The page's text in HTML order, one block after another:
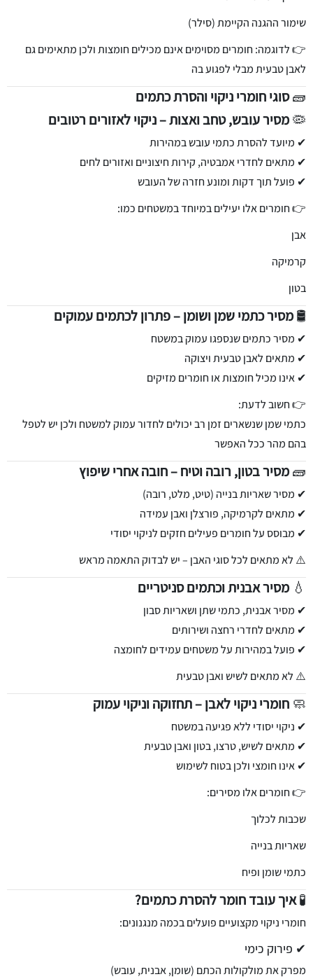
שימור ההגנה הקיימת (סילר)
👉 לדוגמה: חומרים מסוימים אינם מכילים חומצות ולכן מתאימים גם
לאבן טבעית מבלי לפגוע בה
🧱סוגי חומרי ניקוי והסרת כתמים
🦠מסיר עובש, טחב ואצות – ניקוי לאזורים רטובים
✔ מיועד להסרת כתמי עובש במהירות
✔ מתאים לחדרי אמבטיה, קירות חיצוניים ואזורים לחים
✔ פועל תוך דקות ומונע חזרה של העובש
👉 חומרים אלו יעילים במיוחד במשטחים כמו:
אבן
קרמיקה
בטון
🛢️מסיר כתמי שמן ושומן – פתרון לכתמים עמוקים
✔ מסיר כתמים שנספגו עמוק במשטח
✔ מתאים לאבן טבעית ויצוקה
✔ אינו מכיל חומצות או חומרים מזיקים
👉 חשוב לדעת:
כתמי שמן שנשארים זמן רב יכולים לחדור עמוק למשטח ולכן יש לטפל
בהם מהר ככל האפשר
🧱מסיר בטון, רובה וטיח – חובה אחרי שיפוץ
✔ מסיר שאריות בנייה (טיט, מלט, רובה)
✔ מתאים לקרמיקה, פורצלן ואבן עמידה
✔ מבוסס על חומרים פעילים חזקים לניקוי יסודי
⚠️ לא מתאים לכל סוגי האבן – יש לבדוק התאמה מראש
💧מסיר אבנית וכתמים סניטריים
✔ מסיר אבנית, כתמי שתן ושאריות סבון
✔ מתאים לחדרי רחצה ושירותים
✔ פועל במהירות על משטחים עמידים לחומצה
⚠️ לא מתאים לשיש ואבן טבעית
🧼חומרי ניקוי לאבן – תחזוקה וניקוי עמוק
✔ ניקוי יסודי ללא פגיעה במשטח
✔ מתאים לשיש, טרצו, בטון ואבן טבעית
✔ אינו חומצי ולכן בטוח לשימוש
👉 חומרים אלו מסירים:
שכבות לכלוך
שאריות בנייה
כתמי שומן ופיח
🧪איך עובד חומר להסרת כתמים?
חומרי ניקוי מקצועיים פועלים בכמה מנגנונים:
✔ פירוק כימי
מפרק את מולקולות הכתם (שומן, אבנית, עובש)